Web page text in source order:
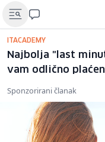
ITACADEMY
Najbolja "last
vam odlično
Sponzorirani članak